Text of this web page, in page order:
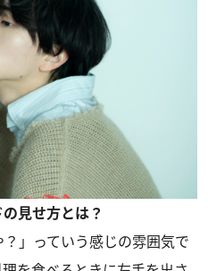
見せ方とは？
」っていう感じの雰囲気で